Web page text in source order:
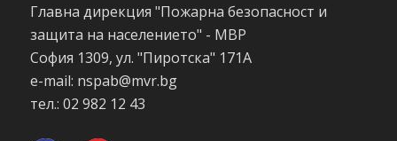
Главна дирекция "Пожарна безопасност и
защита на населението" - МВР
София 1309, ул. "Пиротска" 171А
e-mail: nspab@mvr.bg
тел.: 02 982 12 43